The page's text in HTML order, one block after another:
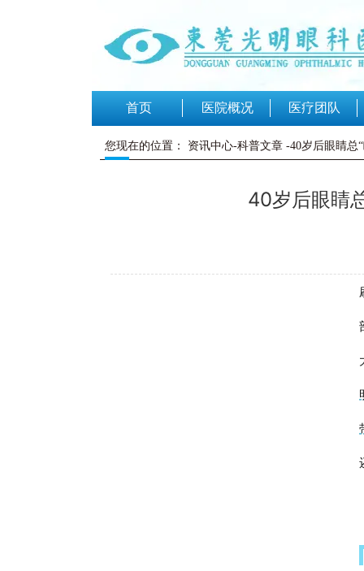
首页 医院概况 医疗团队
您现在的位置： 资讯中心-科普文章 -40岁后眼睛总
40岁后眼睛